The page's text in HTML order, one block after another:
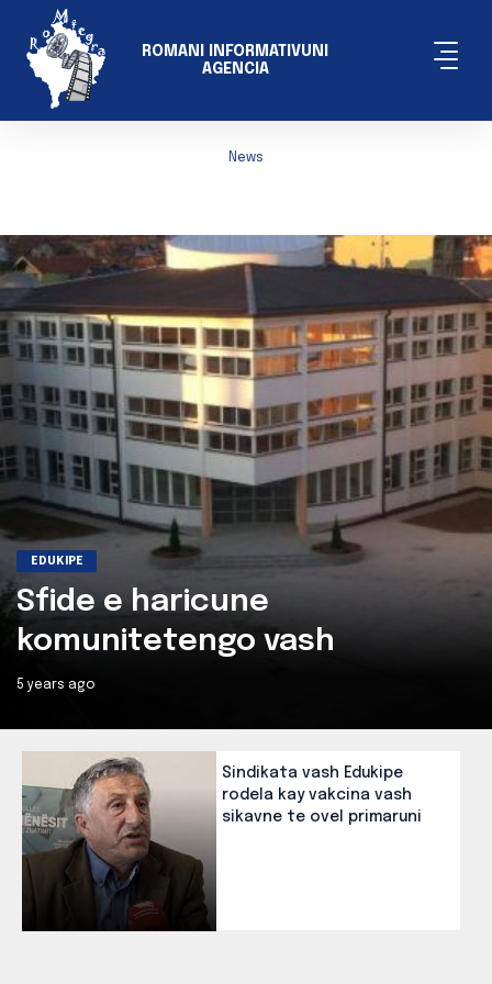
ROMANI INFORMATIVUNI
AGENCIA
News
EDUKIPE
Sfide e haricune
komunitetengo vash
registripe ano shkole
5 years ago
Sindikata vash Edukipe
rodela kay vakcina vash
sikavne te ovel primaruni